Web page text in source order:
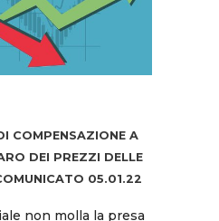
COMPENSAZIONE A
DEI PREZZI DELLE
05.01.22
non molla la presa